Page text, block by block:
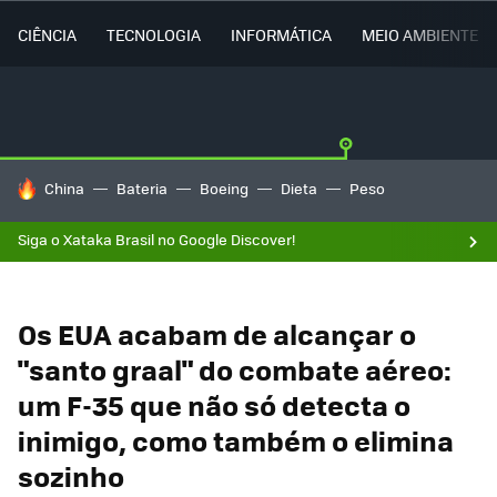
CIÊNCIA TECNOLOGIA INFORMÁTICA MEIO AMBIENTE
TENDÊNCIAS DO DIA
China Bateria Boeing Dieta Peso
Siga o Xataka Brasil no Google Discover!
Os EUA acabam de alcançar o
"santo graal" do combate aéreo:
um F-35 que não só detecta o
inimigo, como também o elimina
sozinho